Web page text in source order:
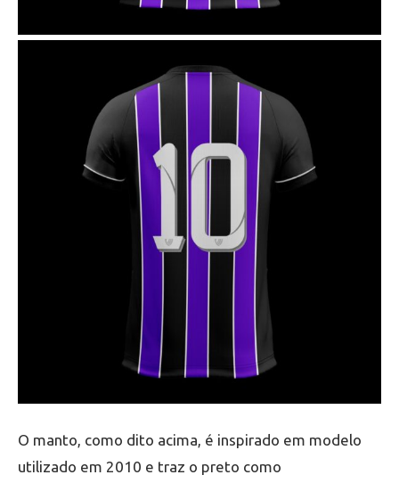
O manto, como dito acima, é inspirado em modelo
utilizado em 2010 e traz o preto como